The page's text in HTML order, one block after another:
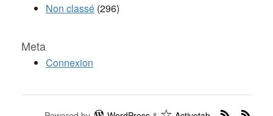
Non classé (296)
Meta
Connexion